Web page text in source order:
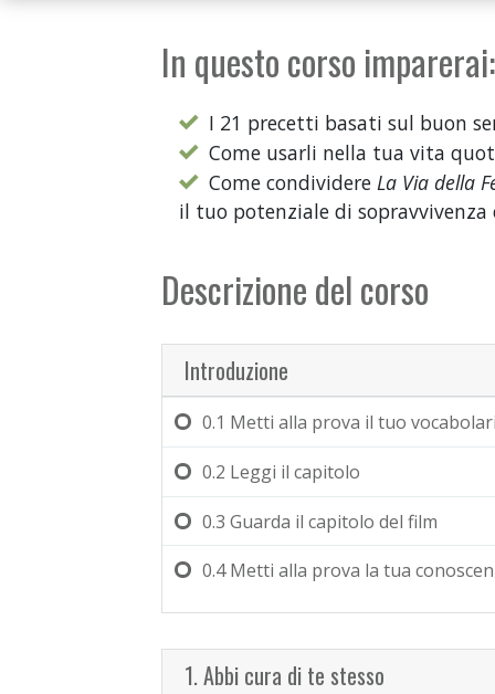
In questo corso imparerai:
I 21 precetti basati sul buon
Come usarli nella tua vita
Come condividereLa Via della
il tuo potenziale di sopravvivenza
Descrizione del corso
Introduzione
0.1 Metti alla prova il tuo
0.2 Leggi il capitolo
0.3 Guarda il capitolo del film
0.4Metti alla prova la tua
1. Abbi cura di te stesso